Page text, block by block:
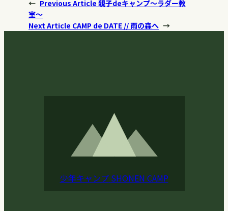
← Previous Article 親子deキャンプ〜ラダー教
室〜
Next Article CAMP de DATE // 雨の森へ →
少年キャンプ SHONEN CAMP